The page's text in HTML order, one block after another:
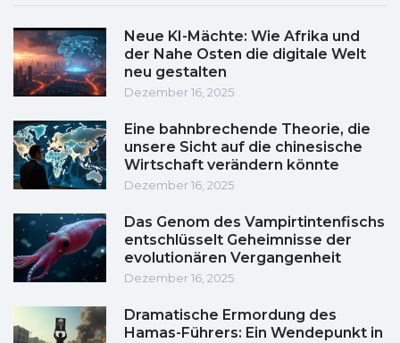
Neue KI-Mächte: Wie Afrika und
der Nahe Osten die digitale Welt
neu gestalten
Dezember 16, 2025
Eine bahnbrechende Theorie, die
unsere Sicht auf die chinesische
Wirtschaft verändern könnte
Dezember 16, 2025
Das Genom des Vampirtintenfischs
entschlüsselt Geheimnisse der
evolutionären Vergangenheit
Dezember 16, 2025
Dramatische Ermordung des
Hamas-Führers: Ein Wendepunkt in